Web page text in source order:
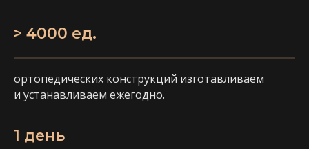
> 4000 ед.
ортопедических конструкций изготавливаем
и устанавливаем ежегодно.
1 день